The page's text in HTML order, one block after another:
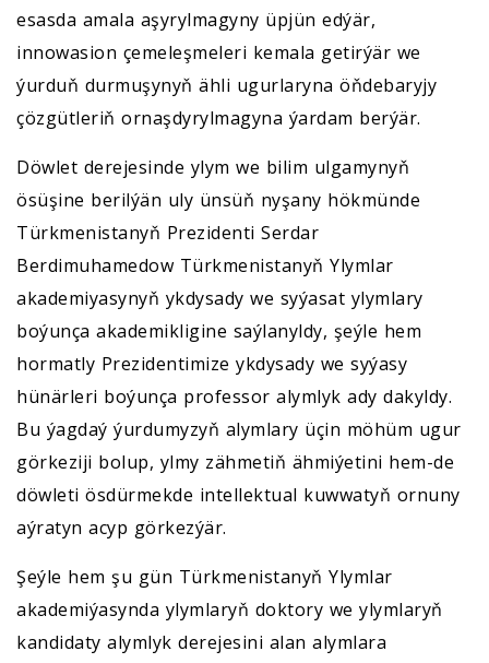
esasda amala aşyrylmagyny üpjün edýär,
innowasion çemeleşmeleri kemala getirýär we
ýurduň durmuşynyň ähli ugurlaryna öňdebaryjy
çözgütleriň ornaşdyrylmagyna ýardam berýär.
Döwlet derejesinde ylym we bilim ulgamynyň
ösüşine berilýän uly ünsüň nyşany hökmünde
Türkmenistanyň Prezidenti Serdar
Berdimuhamedow Türkmenistanyň Ylymlar
akademiyasynyň ykdysady we syýasat ylymlary
boýunça akademikligine saýlanyldy, şeýle hem
hormatly Prezidentimize ykdysady we syýasy
hünärleri boýunça professor alymlyk ady dakyldy.
Bu ýagdaý ýurdumyzyň alymlary üçin möhüm ugur
görkeziji bolup, ylmy zähmetiň ähmiýetini hem-de
döwleti ösdürmekde intellektual kuwwatyň ornuny
aýratyn acyp görkezýär.
Şeýle hem şu gün Türkmenistanyň Ylymlar
akademiýasynda ylymlaryň doktory we ylymlaryň
kandidaty alymlyk derejesini alan alymlara